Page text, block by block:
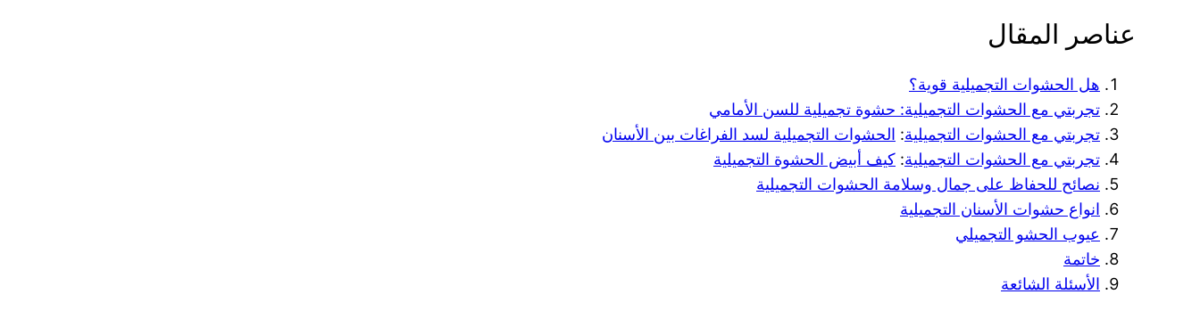
عناصر المقال
هل الحشوات التجميلية قوية؟
تجربتي مع الحشوات التجميلية: حشوة تجميلية للسن الأمامي
تجربتي مع الحشوات التجميلية: الحشوات التجميلية لسد الفراغات بين الأسنان
تجربتي مع الحشوات التجميلية: كيف أبيض الحشوة التجميلية
نصائح للحفاظ على جمال وسلامة الحشوات التجميلية
انواع حشوات الأسنان التجميلية
عيوب الحشو التجميلي
خاتمة
الأسئلة الشائعة